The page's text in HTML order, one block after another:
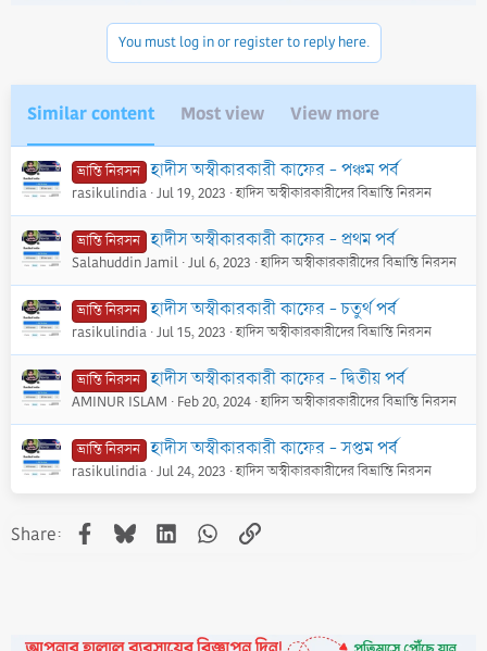
You must log in or register to reply here.
Similar content Most view View more
ভ্রান্তি নিরসন হাদীস অস্বীকারকারী কাফের - পঞ্চম পর্ব
rasikulindia Jul 19, 2023 হাদিস অস্বীকারকারীদের বিভ্রান্তি নিরসন
ভ্রান্তি নিরসন হাদীস অস্বীকারকারী কাফের - প্রথম পর্ব
Salahuddin Jamil Jul 6, 2023 হাদিস অস্বীকারকারীদের বিভ্রান্তি নিরসন
ভ্রান্তি নিরসন হাদীস অস্বীকারকারী কাফের - চতুর্থ পর্ব
rasikulindia Jul 15, 2023 হাদিস অস্বীকারকারীদের বিভ্রান্তি নিরসন
ভ্রান্তি নিরসন হাদীস অস্বীকারকারী কাফের - দ্বিতীয় পর্ব
AMINUR ISLAM Feb 20, 2024 হাদিস অস্বীকারকারীদের বিভ্রান্তি নিরসন
ভ্রান্তি নিরসন হাদীস অস্বীকারকারী কাফের - সপ্তম পর্ব
rasikulindia Jul 24, 2023 হাদিস অস্বীকারকারীদের বিভ্রান্তি নিরসন
Share: Facebook
BlueskyLinkedInWhatsApp
Link